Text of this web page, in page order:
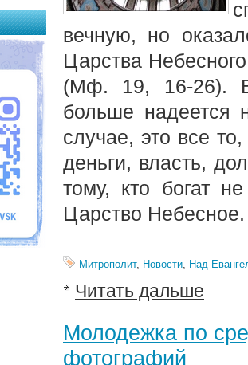
вечную, но
Царства
(Мф. 19, 16-26). В
больше надеется
случае, это все
деньги, власть,
тому, кто богат
Царство Небесное.
Митрополит, Новости, Над
Читать дальше
Молодежка по
фотографий